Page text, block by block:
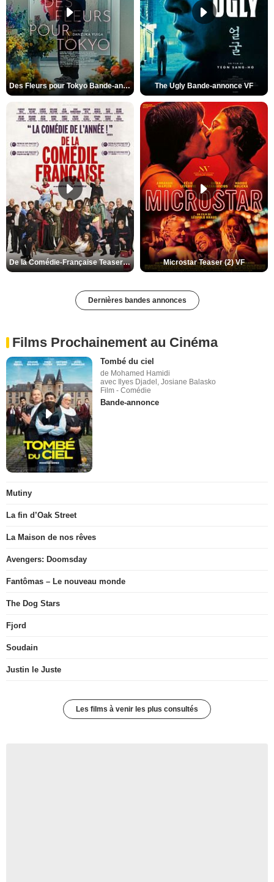
Des Fleurs pour Tokyo Bande-annonce VO STFR The Ugly Bande-annonce VF
De la Comédie-Française Teaser (3) VF Microstar Teaser (2) VF
Dernières bandes annonces
Films Prochainement au Cinéma
Tombé du ciel
de Mohamed Hamidi
avec Ilyes Djadel, Josiane Balasko
Film - Comédie
Bande-annonce
Mutiny
La fin d’Oak Street
La Maison de nos rêves
Avengers: Doomsday
Fantômas – Le nouveau monde
The Dog Stars
Fjord
Soudain
Justin le Juste
Les films à venir les plus consultés